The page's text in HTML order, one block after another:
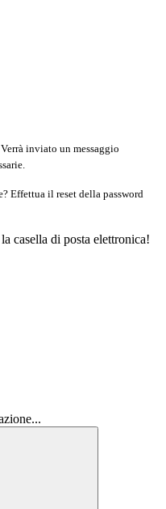
Verrà inviato un messaggio
Effettua il reset della password
casella di posta elettronica!